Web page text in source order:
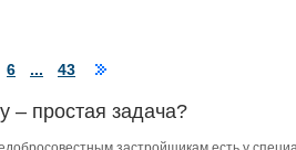
6 ... 43
– простая задача?